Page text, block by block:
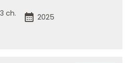
3 ch. calendar_month 2025